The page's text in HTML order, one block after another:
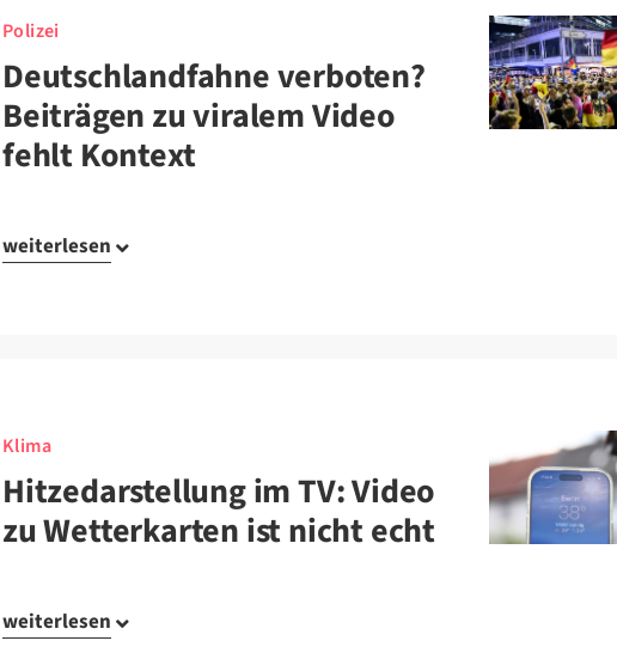
Polizei
Deutschlandfahne verboten?
Beiträgen zu viralem Video
fehlt Kontext
weiterlesen
Klima
Hitzedarstellung im TV: Video
zu Wetterkarten ist nicht echt
weiterlesen